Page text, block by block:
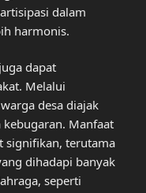
dalam
harmonis.
dapat
Melalui
desa diajak
Manfaat
signifikan, terutama
dihadapi banyak
seperti